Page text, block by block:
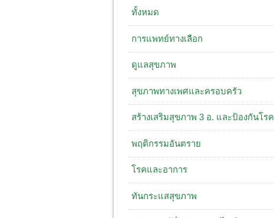
ทั้งหมด
การแพทย์ทางเลือก
ดูแลสุขภาพ
สุขภาพทางเพศและครอบครัว
สร้างเสริมสุขภาพ 3 อ. ​และป้องกันโรค
พฤติกรรมอันตราย
โรคและอาการ
ทันกระแสสุขภาพ